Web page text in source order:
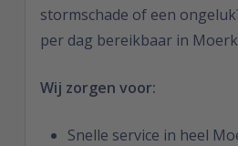
stormschade of een
per dag bereikbaar in
Wij zorgen voor:
Snelle service in heel